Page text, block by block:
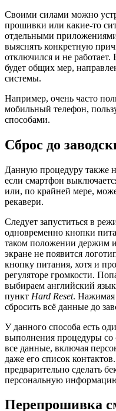
Своими силами можно
прошивки или какие-то
отдельными
выяснять конкретную
отключился и не
будет общих мер,
системы.
Например, очень часто
мобильный телефон,
способами.
Сброс до
Данную процедуру также
если смартфон
или, по крайней мере,
рекавери.
Следует запуститься в
одновременно кнопки
таком положении держим
экране не появится
кнопку питания, хотя и
регуляторе громкости.
выбираем английский
пункт Hard Reset. Нажимая
сбросить всё данные до
У данного способа есть
выполнения процедуры со
все данные, включая
даже его список
предварительно сделать
персональную
Перепрошивка